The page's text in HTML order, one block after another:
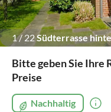
1/ 22Südterrasse
Bitte geben Sie Ihre
Preise
Nachhaltig